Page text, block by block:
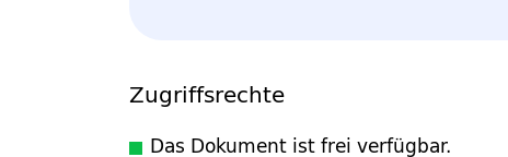
Zugriffsrechte
Das Dokument ist frei verfügbar.